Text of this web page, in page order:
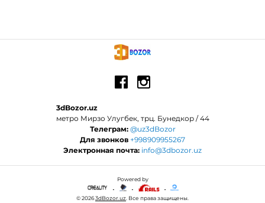
3dBozor.uz
метро Мирзо Улугбек, трц. Бунедкор / 44
Телеграм: @uz3dBozor
Для звонков +998909955267
Электронная почта: info@3dbozor.uz
Powered by
© 20263dBozor.uz . Все права защищены.